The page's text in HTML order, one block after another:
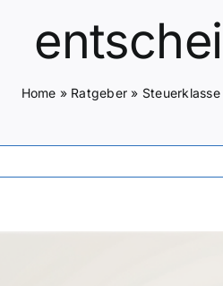
Home » Ratgeber »